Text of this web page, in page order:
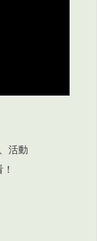
活動